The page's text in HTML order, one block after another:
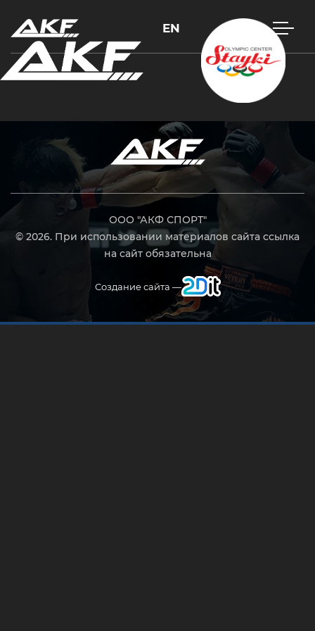
EN
ООО "АКФ СПОРТ"
© 2026. При использовании материалов сайта ссылка
на сайт обязательна
Создание сайта —
Нажмите Enter для поиска или Esc, чтобы закрыть